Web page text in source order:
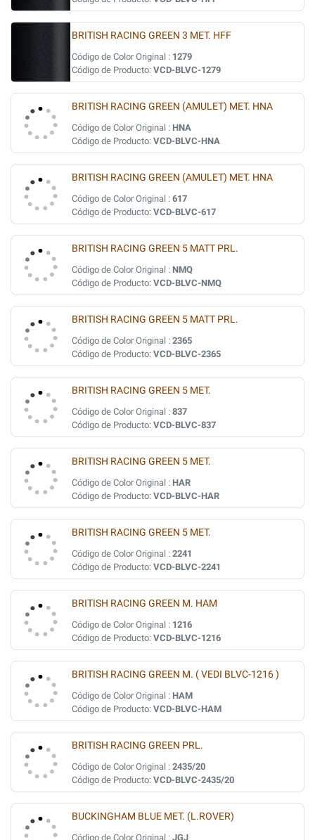
BRITISH RACING GREEN 3 MET. HFF
Código de Color Original : 1279
Código de Producto: VCD-BLVC-1279
BRITISH RACING GREEN (AMULET) MET. HNA
Código de Color Original : HNA
Código de Producto: VCD-BLVC-HNA
BRITISH RACING GREEN (AMULET) MET. HNA
Código de Color Original : 617
Código de Producto: VCD-BLVC-617
BRITISH RACING GREEN 5 MATT PRL.
Código de Color Original : NMQ
Código de Producto: VCD-BLVC-NMQ
BRITISH RACING GREEN 5 MATT PRL.
Código de Color Original : 2365
Código de Producto: VCD-BLVC-2365
BRITISH RACING GREEN 5 MET.
Código de Color Original : 837
Código de Producto: VCD-BLVC-837
BRITISH RACING GREEN 5 MET.
Código de Color Original : HAR
Código de Producto: VCD-BLVC-HAR
BRITISH RACING GREEN 5 MET.
Código de Color Original : 2241
Código de Producto: VCD-BLVC-2241
BRITISH RACING GREEN M. HAM
Código de Color Original : 1216
Código de Producto: VCD-BLVC-1216
BRITISH RACING GREEN M. ( VEDI BLVC-1216 )
Código de Color Original : HAM
Código de Producto: VCD-BLVC-HAM
BRITISH RACING GREEN PRL.
Código de Color Original : 2435/20
Código de Producto: VCD-BLVC-2435/20
BUCKINGHAM BLUE MET. (L.ROVER)
Código de Color Original : JGJ